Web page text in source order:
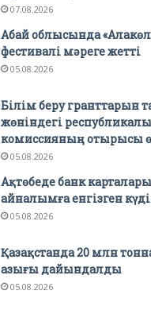
07.08.2026
Абай облысында
фестивалі мәреге жетті
05.08.2026
Білім беру гранттарын
жөніндегі
комиссияның отырысы
05.08.2026
Ақтөбеде банк
айналымға енгізген
05.08.2026
Қазақстанда 20 млн
азығы дайындалды
05.08.2026